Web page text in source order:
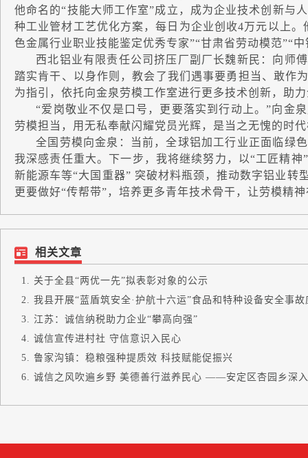
他命名的“技能大师工作室”成立，成为企业技术创新与
种工业管材工艺优化方案，每日为企业创收4万元以上
色金属行业职业技能鉴定优秀专家”“甘肃省劳动模范”“
西北铝业有限责任公司挤压厂副厂长魏新民：向师
踏实肯干、以身作则，教会了我们遇事要勇担当、敢作
为指引，依托向金泉劳模工作室进行更多技术创新，助
“爱岗敬业不仅是口号，更要落实到行动上。”向金
劳模担当，用无私奉献闪耀党员光辉，是当之无愧的时
全国劳模向金泉：当前，全球铝加工行业正面临绿
我深感责任重大。下一步，我将继续努力，以“工匠精
新能源车等“大国重器” 突破材料瓶颈，推动数字铝业转
更要做好“传帮带”，培养更多青年技术骨干，让劳模精
相关文章
关于全县“两优一先”拟表彰对象的公示
我县开展“蓝盾筑安全·护航十六运”食品和特种设备安全事
江苏：诚信纳税助力企业“攀高向强”
诚信宣传进村社 守信意识入民心
鲁家沟镇：稳粮强种提质效 科技赋能促振兴
诚信之风吹遍乡野 美德善行滋养民心 ——安定区杏园乡深